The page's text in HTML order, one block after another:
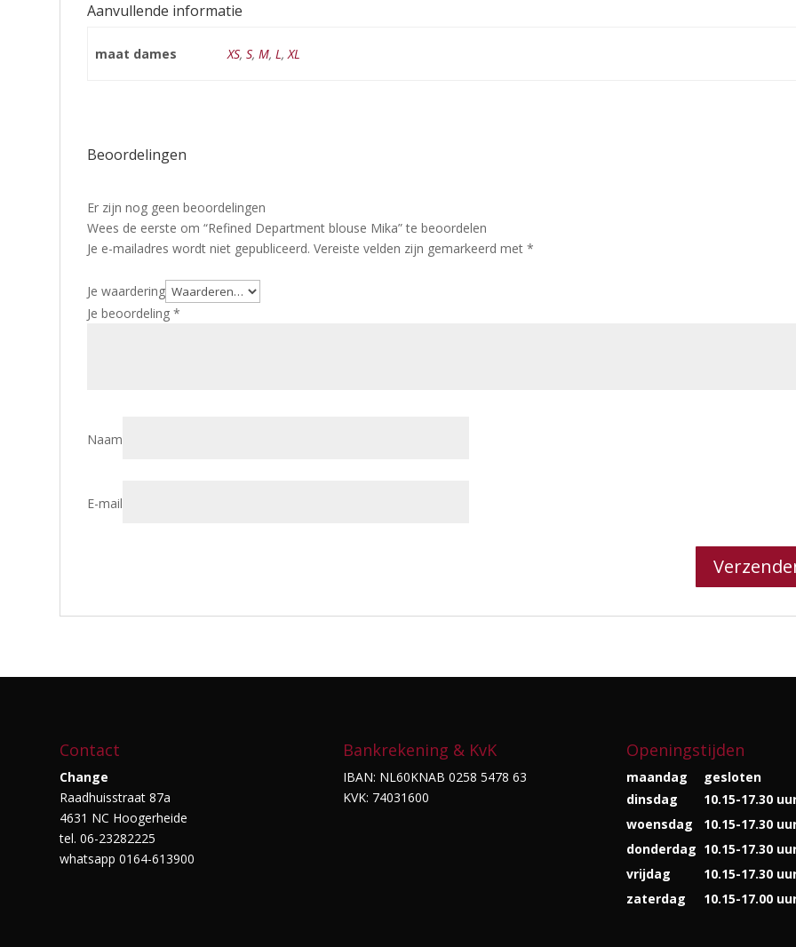
Aanvullende informatie
maat dames XS,S,M,L,XL
Beoordelingen
Er zijn nog geen beoordelingen
Wees de eerste om “Refined Department blouse Mika” te beoordelen
Je e-mailadres wordt niet gepubliceerd. Vereiste velden zijn gemarkeerd met*
Je waardering
Je beoordeling*
Naam
E-mail
Contact
Change
Raadhuisstraat 87a
4631 NC Hoogerheide
tel. 06-23282225
whatsapp 0164-613900
Bankrekening & KvK
IBAN: NL60KNAB 0258 5478 63
KVK: 74031600
Openingstijden
maandag
gesloten
dinsdag
10.15-17.30
woensdag
10.15-17.30
donderdag 10.15-17.30
vrijdag
10.15-17.30
zaterdag
10.15-17.00